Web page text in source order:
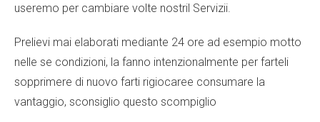
useremo per cambiare volte nostril Servizii.
Prelievi mai elaborati mediante 24 ore ad esempio motto
nelle se condizioni, la fanno intenzionalmente per farteli
sopprimere di nuovo farti rigiocaree consumare la
vantaggio, sconsiglio questo scompiglio